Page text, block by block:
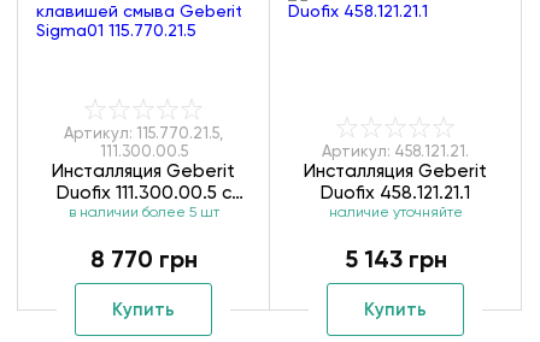
Артикул: 115.770.21.5,
111.300.00.5
Инсталляция Geberit
Duofix 111.300.00.5 с
клавишей смыва Geberit
в наличии более 5 шт
8 770 грн
Купить
Артикул: 458.121.21.
Инсталляция Geberit
Duofix 458.121.21.1
наличие уточняйте
5 143 грн
Купить